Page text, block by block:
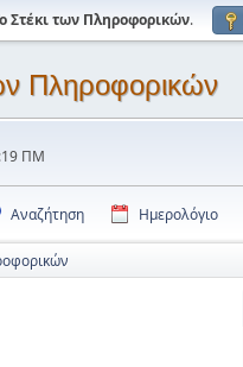
Στέκι των Πληροφορικών.
Πληροφορικών
ΠΜ
Αναζήτηση Ημερολόγιο